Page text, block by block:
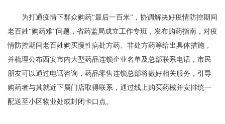
为打通疫情下群众购药“最后一百米”，协调解决好疫情防控期间
老百姓“购药难”问题，省药监局成立工作专班，发布购药指南，对疫
情防控期间老百姓购买慢性病处方药、非处方药等给出具体措施，
并梳理公布西安市内大型药品连锁企业名单及总部联系电话，市民
朋友可以通过电话咨询，药品零售连锁总部将做好相关服务，引导
购药者与其就近下属门店取得联系，通过线上购买药械并安排统一
配送至小区物业处或封闭卡口点。